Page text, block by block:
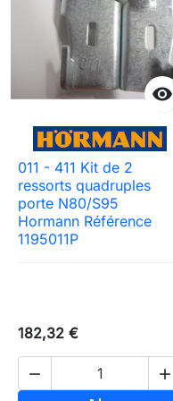

011 - 411 Kit de 2
ressorts quadruples
porte N80/S95
Hormann Référence
1195011P
182,32 €
 